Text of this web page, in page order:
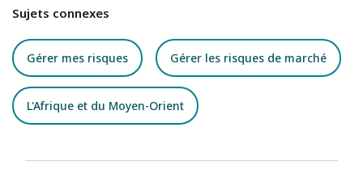
Sujets connexes
Gérer mes risques Gérer les risques de marché
L'Afrique et du Moyen-Orient